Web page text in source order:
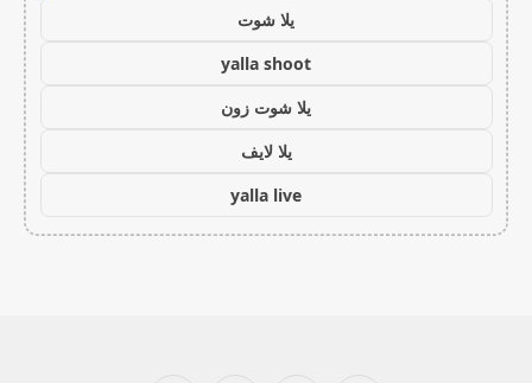
يلا شوت
yalla shoot
يلا شوت زون
يلا لايف
yalla live